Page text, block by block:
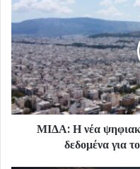
ΜΙΔΑ: Η νέα
δεδομένα για